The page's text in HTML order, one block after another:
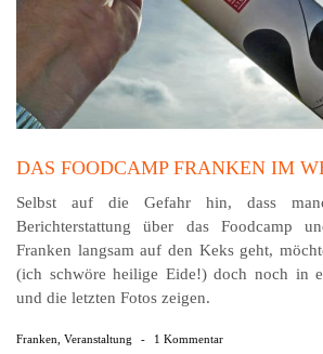
DAS FOODCAMP FRANKEN IM
Selbst auf die Gefahr hin, dass
Berichterstattung über das Foodcamp
Franken langsam auf den Keks geht,
(ich schwöre heilige Eide!) doch noch in
und die letzten Fotos zeigen.
Franken Veranstaltung - 1 Kommentar